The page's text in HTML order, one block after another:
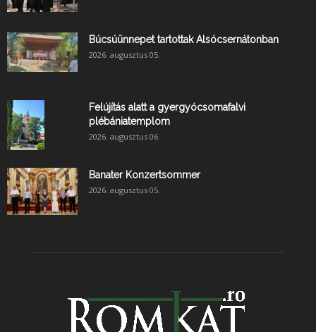
Búcsúünnepet tartottak Alsócsernátonban
2026. augusztus 05.
Felújítás alatt a gyergyócsomafalvi
plébániatemplom
2026. augusztus 06.
Banater Konzertsommer
2026. augusztus 05.